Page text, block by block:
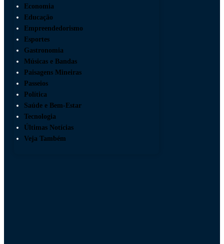
Economia
Educação
Empreendedorismo
Esportes
Gastronomia
Músicas e Bandas
Paisagens Mineiras
Passeios
Política
Saúde e Bem-Estar
Tecnologia
Últimas Notícias
Veja Também